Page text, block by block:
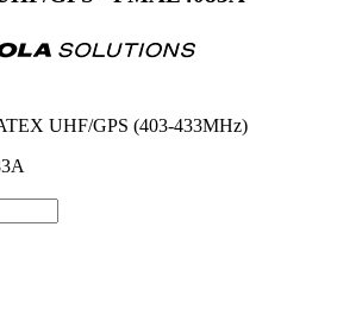
UHF/GPS (403-433MHz)